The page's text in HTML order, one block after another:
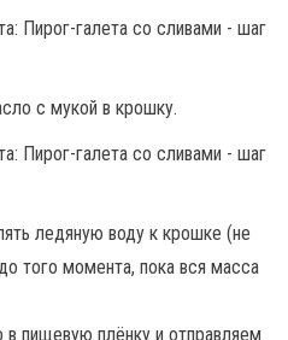
с мукой в крошку.
ледяную воду к крошке (не
того момента, пока вся масса
в пищевую плёнку и отправляем